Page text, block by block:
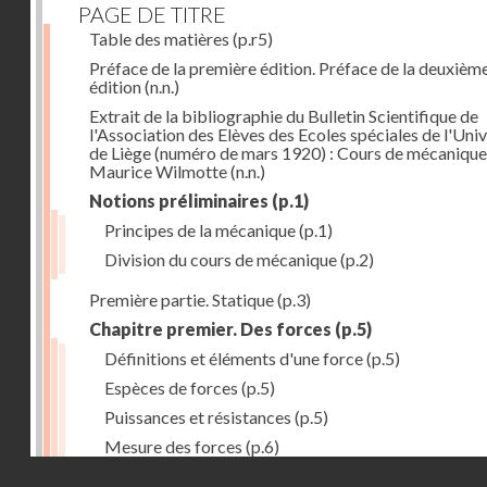
PAGE DE TITRE
Table des matières (p.r5)
Préface de la première édition. Préface de la
édition(n.n.)
Extrait de la bibliographie du Bulletin Scientifique de
l'Association des Elèves des Ecoles spéciales de
de Liège (numéro de mars 1920) : Cours de
Maurice Wilmotte(n.n.)
Notions préliminaires (p.1)
Principes de la mécanique(p.1)
Division du cours de mécanique(p.2)
Première partie. Statique(p.3)
Chapitre premier. Des forces (p.5)
Définitions et éléments d'une force(p.5)
Espèces de forces (p.5)
Puissances et résistances (p.5)
Mesure des forces (p.6)